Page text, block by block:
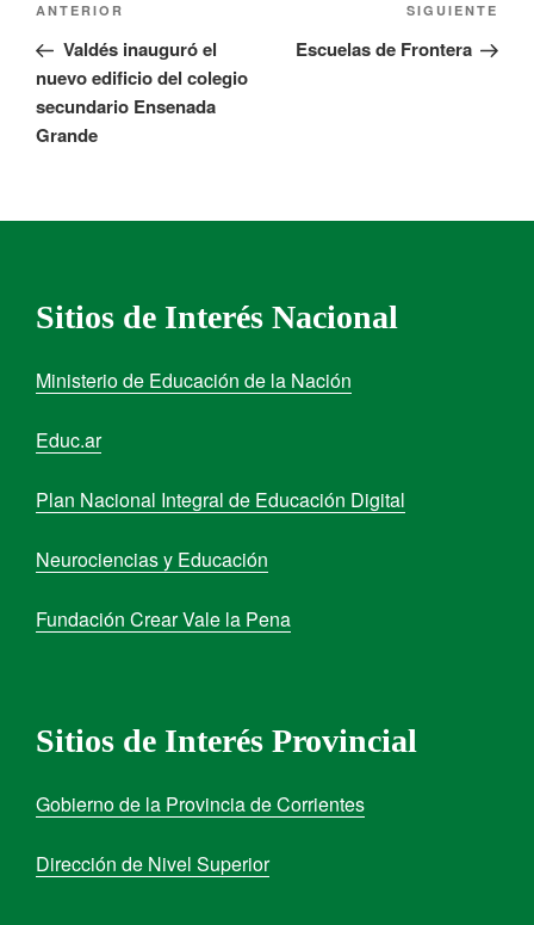
ANTERIOR
Valdés inauguró el
nuevo edificio del colegio
secundario Ensenada
Grande
SIGUIENTE
Escuelas de Frontera
Sitios de Interés Nacional
Ministerio de Educación de la Nación
Educ.ar
Plan Nacional Integral de Educación Digital
Neurociencias y Educación
Fundación Crear Vale la Pena
Sitios de Interés Provincial
Gobierno de la Provincia de Corrientes
Dirección de Nivel Superior